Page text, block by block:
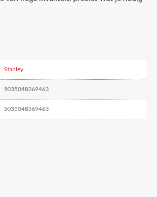
Stanley
5035048369463
5035048369463